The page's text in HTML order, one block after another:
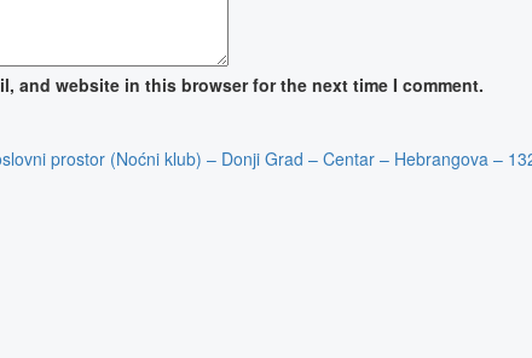
and website in this browser for the next time I comment.
prostor (Noćni klub) – Donji Grad – Centar – Hebrangova –